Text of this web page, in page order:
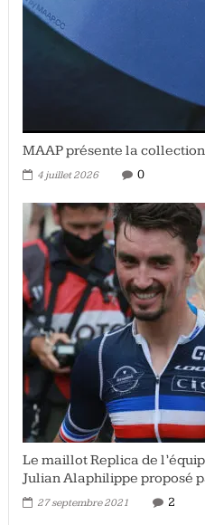
MAAP présente la
4 juillet 2026 0
Le maillot Replica de
Julian Alaphilippe proposé
27 septembre 2021 2